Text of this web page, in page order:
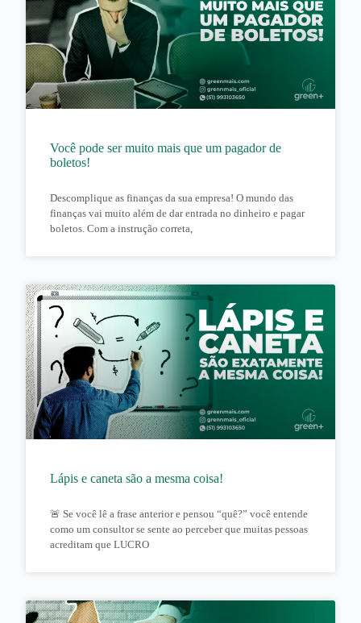
Você pode ser muito mais que um pagador de
boletos!
Descomplique as finanças da sua empresa! O mundo das
finanças vai muito além de dar entrada no dinheiro e pagar
boletos. Com a instrução correta,
Lápis e caneta são a mesma coisa!
🚨 Se você lê a frase anterior e pensou “quê?” você entende
como um consultor se sente ao perceber que muitas pessoas
acreditam que LUCRO